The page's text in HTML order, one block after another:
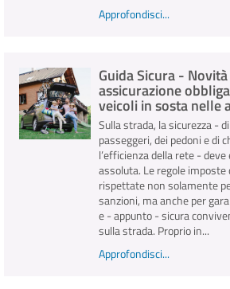
Approfondisci...
Guida Sicura -
assicurazione
veicoli in sosta nelle
Sulla strada, la sicurezza -
passeggeri, dei pedoni e di
l’efficienza della rete -
assoluta. Le regole imposte
rispettate non solamente
sanzioni, ma anche per
e - appunto - sicura
sulla strada. Proprio in...
Approfondisci...